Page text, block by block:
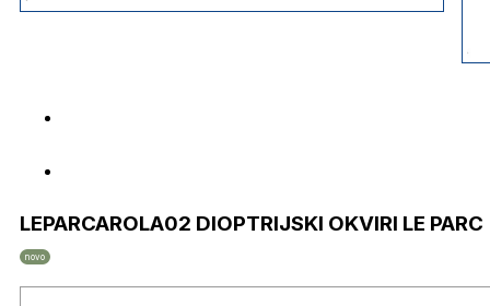
LEPARCAROLA02 DIOPTRIJSKI OKVIRI LE PARC
novo